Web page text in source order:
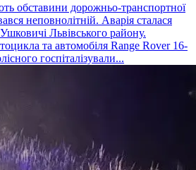
обставини дорожньо-транспортної
неповнолітній. Аварія сталася
Львівського району.
та автомобіля Range Rover 16-
госпіталізували...